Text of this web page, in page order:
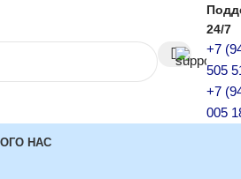
24/7
+7
505
+7
005
О НАС